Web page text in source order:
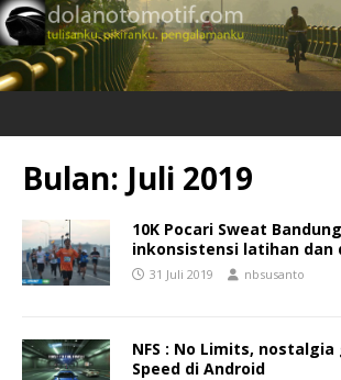
Bulan: Juli 2019
10K Pocari Sweat
inkonsistensi latihan dan
31 Juli 2019 nbsusanto
NFS : No Limits,
Speed di Android